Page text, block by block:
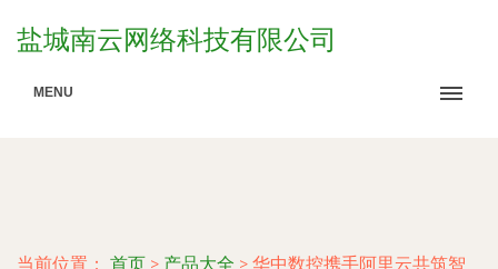
盐城南云网络科技有限公司
MENU
当前位置： 首页 > 产品大全 > 华中数控携手阿里云共筑智